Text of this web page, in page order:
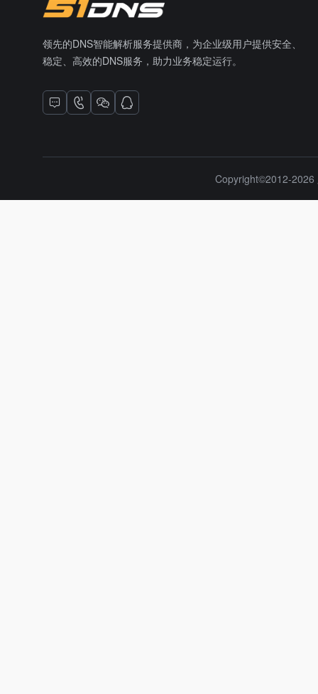
领先的DNS智能解析服务提供商，为企业级用户提供安全、
稳定、高效的DNS服务，助力业务稳定运行。
Copyright©2012-2026